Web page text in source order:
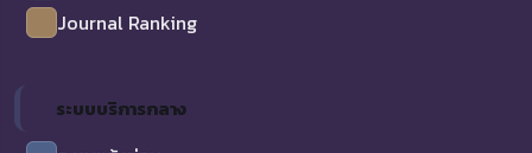
Journal Ranking
ระบบบริการกลาง